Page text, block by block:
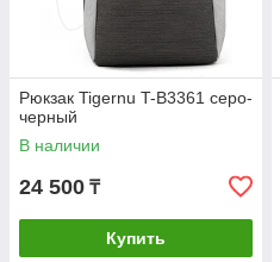
Рюкзак Tigernu T-B3361 серо-
черный
В наличии
24 500 ₸
Купить